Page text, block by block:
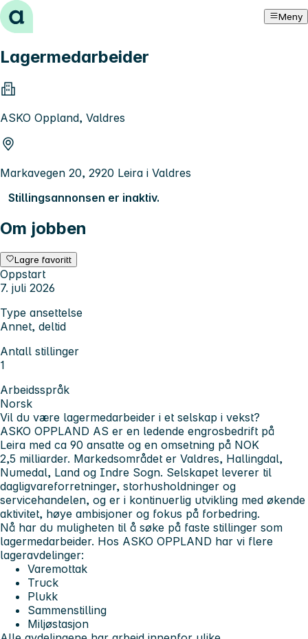
Hopp til innhold Meny
Lagermedarbeider
ASKO Oppland, Valdres
Markavegen 20, 2920 Leira i Valdres
Stillingsannonsen er inaktiv.
Om jobben
Lagre favoritt
Oppstart
7. juli 2026
Type ansettelse
Annet, deltid
Antall stillinger
1
Arbeidsspråk
Norsk
Vil du være lagermedarbeider i et selskap i vekst?
ASKO OPPLAND AS er en ledende engrosbedrift på
Leira med ca 90 ansatte og en omsetning på NOK
2,5 milliarder. Markedsområdet er Valdres, Hallingdal,
Numedal, Land og Indre Sogn. Selskapet leverer til
dagligvareforretninger, storhusholdninger og
servicehandelen, og er i kontinuerlig utvikling med økende
aktivitet, høye ambisjoner og fokus på forbedring.
Nå har du muligheten til å søke på faste stillinger som
lagermedarbeider. Hos ASKO OPPLAND har vi flere
lageravdelinger:
Varemottak
Truck
Plukk
Sammenstilling
Miljøstasjon